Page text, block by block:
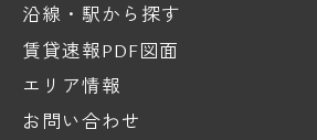
沿線・駅から探す
賃貸速報PDF図面
エリア情報
お問い合わせ